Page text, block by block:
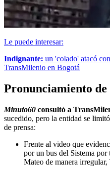
Le puede interesar:
Indignante: un 'colado' atacó
TransMilenio en Bogotá
Pronunciamiento
Minuto60 consultó a
sucedido, pero la entidad se
de prensa:
Frente al video que
por un bus del Sistema por
Mateo de manera